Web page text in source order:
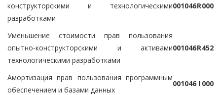
конструкторскими и технологическими
разработками
001046R000
Уменьшение стоимости прав пользования
опытно-конструкторскими и активами
технологическими разработками
001046R452
Амортизация прав пользования программным
обеспечением и базами данных
001046 I 000